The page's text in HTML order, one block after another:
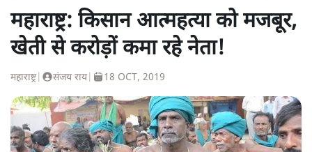
महाराष्ट्र: किसान आत्महत्या को मजबूर,
खेती से करोड़ों कमा रहे नेता!
महाराष्ट्र| संजय राय| 18 OCT, 2019